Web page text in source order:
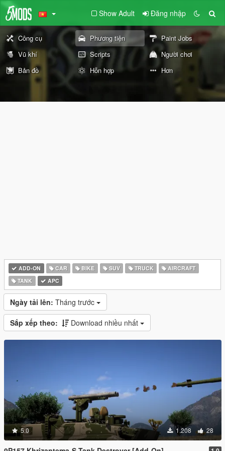
Show Adult Đăng nhập
Công cụ Phương tiện
Paint Jobs
Vũ khí
Scripts
Người chơi
Bản đồ
Hỗn hợp Hơn
ADD-ON CAR BIKE SUV TRUCK
AIRCRAFT
TANK
APC
Ngày tải lên: Tháng trước
Sắp xếp theo: Download nhiều nhất
5.0 1.208 28